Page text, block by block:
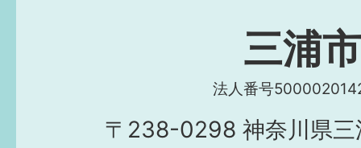
三浦市
法人番号
〒238-0298 神奈川県三